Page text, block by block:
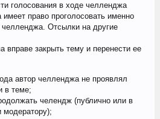
голосования в ходе челленджа
право проголосовать именно
Отсылки на другие
закрыть тему и перенести ее
автор челленджа не проявлял
в теме;
челендж (публично или в